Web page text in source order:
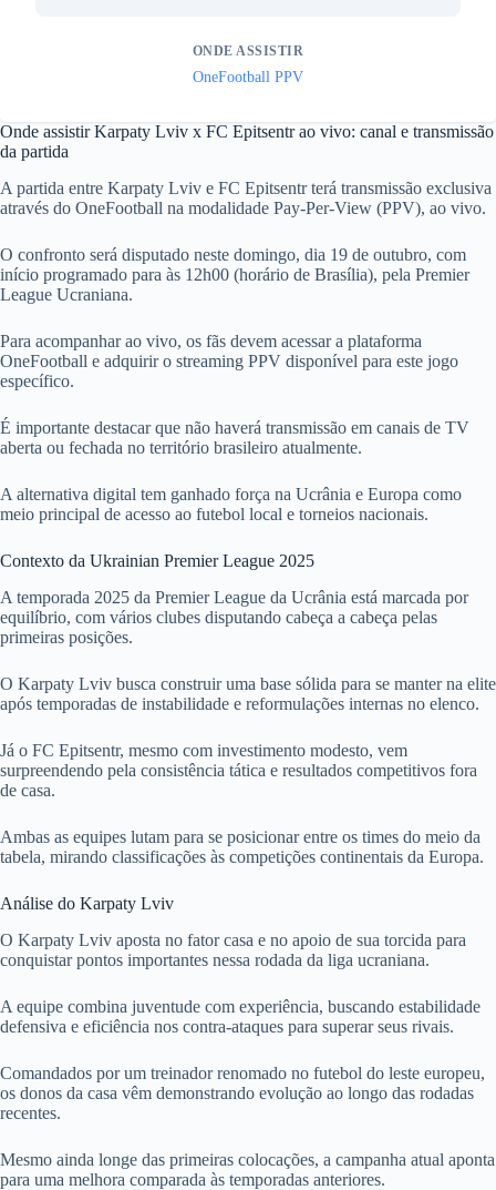
ONDE ASSISTIR
OneFootball PPV
Onde assistir Karpaty Lviv x FC Epitsentr ao vivo: canal e transmissão
da partida
A partida entre Karpaty Lviv e FC Epitsentr terá transmissão exclusiva
através do OneFootball na modalidade Pay-Per-View (PPV), ao vivo.
O confronto será disputado neste domingo, dia 19 de outubro, com
início programado para às 12h00 (horário de Brasília), pela Premier
League Ucraniana.
Para acompanhar ao vivo, os fãs devem acessar a plataforma
OneFootball e adquirir o streaming PPV disponível para este jogo
específico.
É importante destacar que não haverá transmissão em canais de TV
aberta ou fechada no território brasileiro atualmente.
A alternativa digital tem ganhado força na Ucrânia e Europa como
meio principal de acesso ao futebol local e torneios nacionais.
Contexto da Ukrainian Premier League 2025
A temporada 2025 da Premier League da Ucrânia está marcada por
equilíbrio, com vários clubes disputando cabeça a cabeça pelas
primeiras posições.
O Karpaty Lviv busca construir uma base sólida para se manter na elite
após temporadas de instabilidade e reformulações internas no elenco.
Já o FC Epitsentr, mesmo com investimento modesto, vem
surpreendendo pela consistência tática e resultados competitivos fora
de casa.
Ambas as equipes lutam para se posicionar entre os times do meio da
tabela, mirando classificações às competições continentais da Europa.
Análise do Karpaty Lviv
O Karpaty Lviv aposta no fator casa e no apoio de sua torcida para
conquistar pontos importantes nessa rodada da liga ucraniana.
A equipe combina juventude com experiência, buscando estabilidade
defensiva e eficiência nos contra-ataques para superar seus rivais.
Comandados por um treinador renomado no futebol do leste europeu,
os donos da casa vêm demonstrando evolução ao longo das rodadas
recentes.
Mesmo ainda longe das primeiras colocações, a campanha atual aponta
para uma melhora comparada às temporadas anteriores.